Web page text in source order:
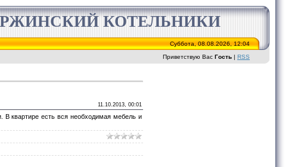
КОТЕЛЬНИКИ
Суббота, 08.08.2026, 12:04
Приветствую Вас Гость | RSS
11.10.2013, 00:01
квартире есть вся необходимая мебель и